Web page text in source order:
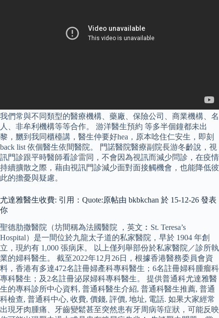
我們常與不同類型的醫療機構、藥廠、保險公司、商業機構、名
人、非牟利機構等等合作。 游洋醫生預約 等多半個鐘都未出
黎，嬲到我同櫃檯講，醫生仲要好hea，原本唸住仁安生，即刻
back list 依個醫生依間醫院。 門諾醫院醫療副院長游冬齡說，視
訊門診跟平時醫師看診雷同，不會因為視訊而減少問診，在疫情
持續擴散之際，藉由視訊門診減少面對面接觸機會，也能降低彼
此的擔憂與疑慮。
尤達雅醫生收費: 引用：Quote:原帖由 bkbkchan 於 15-12-26 發表
你
聖德肋撒醫院（坊間稱為法國醫院 ，英文︰St. Teresa’s
Hospital）是一間位於九龍太子道的私家醫院，早於 1904 年創
立，現約有 1,000 張病床。 以上僅列舉部份於私家醫院／診所執
業的婦科醫生。 截至2022年12月26日，根據香港醫務委員會資
料，香港有多達472名註冊婦產科專科醫生；6名註冊婦科腫瘤科
專科醫生；及2名註冊泌尿婦科專科醫生。 提供普通科尤達雅醫
生的專科診所中心資料, 普通科醫生介紹, 普通科醫生推薦, 普通
科檢查, 普通科中心, 收費, 價錢, 評價, 地址, 電話. 如果大家經常
出現牙肉腫痛、牙齒變鬆甚至突然患有牙周病等症狀，可能反映